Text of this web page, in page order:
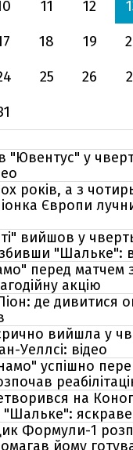
11 12
18 19
25 26
"Ювентус" у
років, а з
Європи
вийшов у
"Шальке":
перед матчем
акцію
де дивитися
вийшла у
Уеллсі: відео
успішно
на
"Шальке":
Формули-1
йому